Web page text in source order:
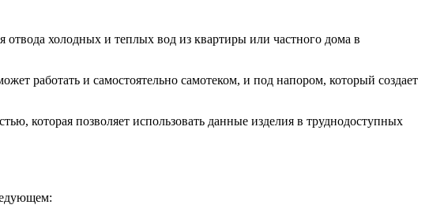
холодных и теплых вод из квартиры или частного дома в
работать и самостоятельно самотеком, и под напором, который создает
которая позволяет использовать данные изделия в труднодоступных